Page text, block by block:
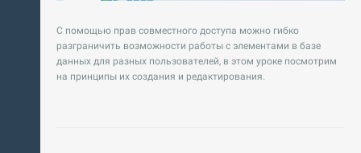
С помощью прав совместного доступа можно гибко
разграничить возможности работы с элементами в базе
данных для разных пользователей, в этом уроке посмотрим
на принципы их создания и редактирования.